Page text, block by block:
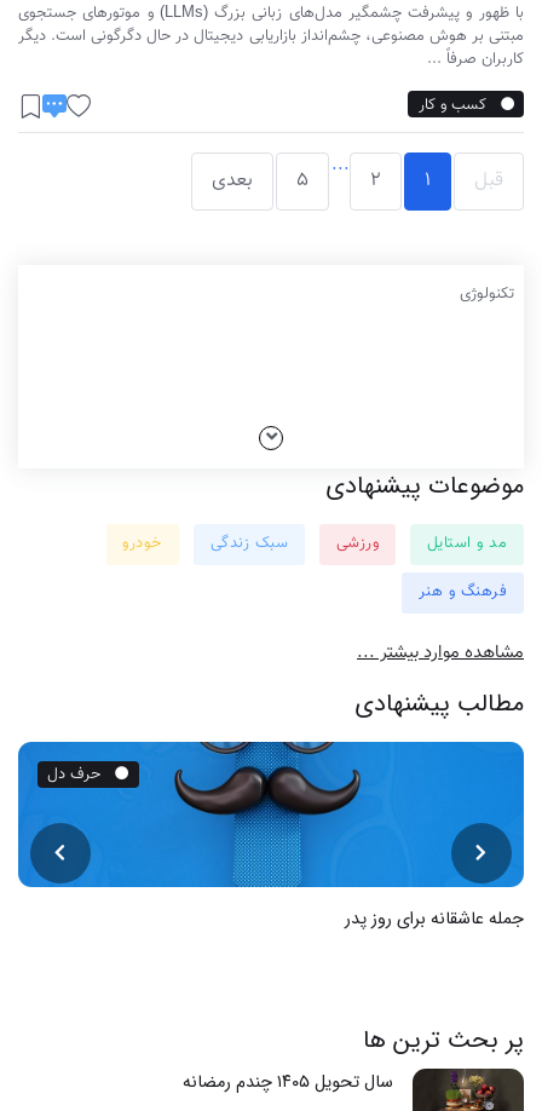
با ظهور و پیشرفت چشمگیر مدل‌های زبانی بزرگ (LLMs) و موتورهای جستجوی
مبتنی بر هوش مصنوعی، چشم‌انداز بازاریابی دیجیتال در حال دگرگونی است. دیگر
کاربران صرفاً ...
کسب و کار
قبل 1
2
...
5 بعدی
تکنولوژی
موضوعات پیشنهادی
مد و استایل ورزشی سبک زندگی
خودرو
فرهنگ و هنر
مشاهده موارد بیشتر ...
مطالب پیشنهادی
حرف دل
جمله عاشقانه برای روز پدر
پر بحث ترین ها
سال تحویل ۱۴۰۵ چندم رمضانه